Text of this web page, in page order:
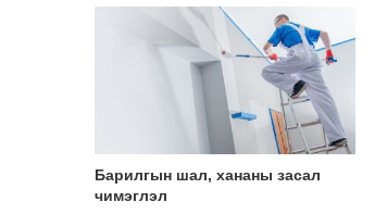
Барилгын шал, хананы засал
чимэглэл